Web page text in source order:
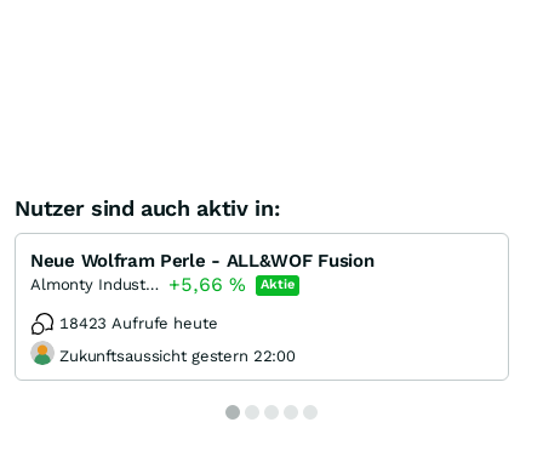
Nutzer sind auch aktiv in:
Neue Wolfram Perle - ALL&WOF Fusion
Almonty Industries +5,66 % Aktie
18423 Aufrufe heute
Zukunftsaussicht gestern 22:00